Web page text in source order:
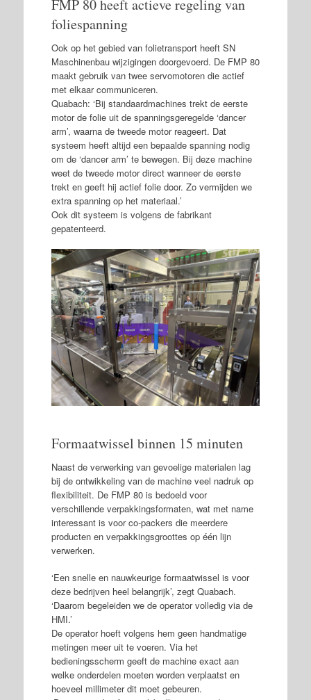
FMP 80 heeft actieve regeling van
foliespanning
Ook op het gebied van folietransport heeft SN
Maschinenbau wijzigingen doorgevoerd. De FMP 80
maakt gebruik van twee servomotoren die actief
met elkaar communiceren.
Quabach: ‘Bij standaardmachines trekt de eerste
motor de folie uit de spanningsgeregelde ‘dancer
arm’, waarna de tweede motor reageert. Dat
systeem heeft altijd een bepaalde spanning nodig
om de ‘dancer arm’ te bewegen. Bij deze machine
weet de tweede motor direct wanneer de eerste
trekt en geeft hij actief folie door. Zo vermijden we
extra spanning op het materiaal.’
Ook dit systeem is volgens de fabrikant
gepatenteerd.
Formaatwissel binnen 15 minuten
Naast de verwerking van gevoelige materialen lag
bij de ontwikkeling van de machine veel nadruk op
flexibiliteit. De FMP 80 is bedoeld voor
verschillende verpakkingsformaten, wat met name
interessant is voor co-packers die meerdere
producten en verpakkingsgroottes op één lijn
verwerken.
‘Een snelle en nauwkeurige formaatwissel is voor
deze bedrijven heel belangrijk’, zegt Quabach.
‘Daarom begeleiden we de operator volledig via de
HMI.’
De operator hoeft volgens hem geen handmatige
metingen meer uit te voeren. Via het
bedieningsscherm geeft de machine exact aan
welke onderdelen moeten worden verplaatst en
hoeveel millimeter dit moet gebeuren.